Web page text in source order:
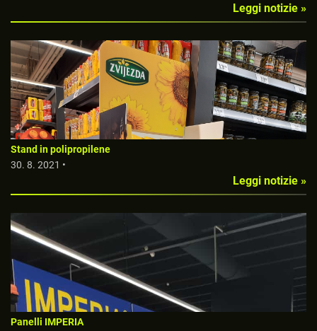
Leggi notizie »
Stand in polipropilene
30. 8. 2021 •
Leggi notizie »
Panelli IMPERIA